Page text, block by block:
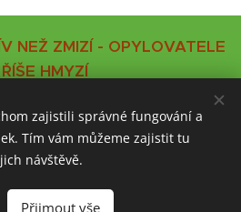
NEŽ ZMIZÍ - OPYLOVATELE
HMYZÍ
který je tu pro Vás, pro
hmyzí opylovatele
zajistili správné fungování a
Tím vám můžeme zajistit tu
návštěvě.
Přijmout vše